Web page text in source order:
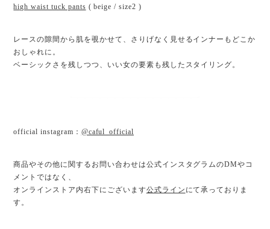
high waist tuck pants ( beige / size2 )
レースの隙間から肌を覗かせて、さりげなく見せるインナーもどこか
おしゃれに。
ベーシックさを残しつつ、いい女の要素も残したスタイリング。
official instagram： @caful_official
商品やその他に関するお問い合わせは公式インスタグラムのDMやコ
メントではなく、
オンラインストア内右下にございます公式ライン にて承っておりま
す。